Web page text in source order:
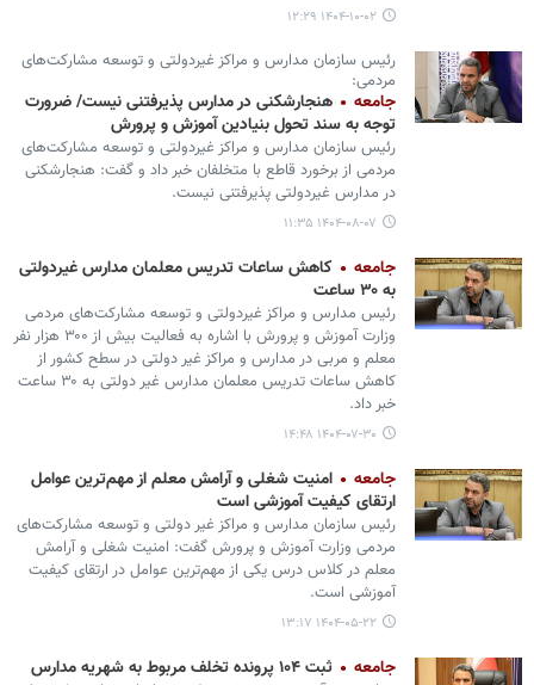
۱۴۰۴-۱۰-۰۲ ۱۲:۲۹
رئیس سازمان مدارس و مراکز غیردولتی و توسعه مشارکت‌های
مردمی:
جامعه
هنجارشکنی در مدارس پذیرفتنی نیست/ ضرورت
توجه به سند تحول بنیادین آموزش و پرورش
رئیس سازمان مدارس و مراکز غیردولتی و توسعه مشارکت‌های
مردمی از برخورد قاطع با متخلفان خبر داد و گفت: هنجارشکنی
در مدارس غیردولتی پذیرفتنی نیست.
۱۴۰۴-۰۸-۰۷ ۱۱:۳۵
جامعه
کاهش ساعات تدریس معلمان مدارس غیردولتی
به ۳۰ ساعت
رئیس مدارس و مراکز غیردولتی و توسعه مشارکت‌های مردمی
وزارت آموزش و پرورش با اشاره به فعالیت بیش از ۳۰۰ هزار نفر
معلم و مربی در مدارس و مراکز غیر دولتی در سطح کشور از
کاهش ساعات تدریس معلمان مدارس غیر دولتی به ۳۰ ساعت
خبر داد.
۱۴۰۴-۰۷-۳۰ ۱۴:۴۸
جامعه
امنیت شغلی و آرامش معلم از مهم‌ترین عوامل
ارتقای کیفیت آموزشی است
رئیس سازمان مدارس و مراکز غیر دولتی و توسعه مشارکت‌های
مردمی وزارت آموزش و پرورش گفت: امنیت شغلی و آرامش
معلم در کلاس درس یکی از مهم‌ترین عوامل در ارتقای کیفیت
آموزشی است.
۱۴۰۴-۰۵-۲۲ ۱۳:۱۷
جامعه ثبت ۱۰۴ پرونده تخلف مربوط به شهریه مدارس